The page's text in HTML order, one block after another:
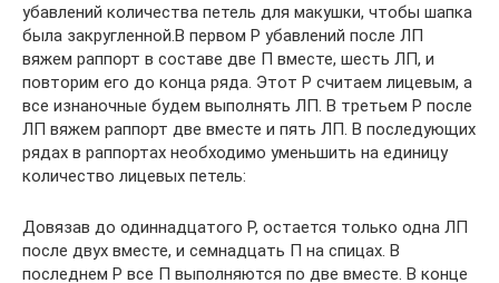
убавлений количества петель для макушки, чтобы шапка
была закругленной.В первом Р убавлений после ЛП
вяжем раппорт в составе две П вместе, шесть ЛП, и
повторим его до конца ряда. Этот Р считаем лицевым, а
все изнаночные будем выполнять ЛП. В третьем Р после
ЛП вяжем раппорт две вместе и пять ЛП. В последующих
рядах в раппортах необходимо уменьшить на единицу
количество лицевых петель:
Довязав до одиннадцатого Р, остается только одна ЛП
после двух вместе, и семнадцать П на спицах. В
последнем Р все П выполняются по две вместе. В конце